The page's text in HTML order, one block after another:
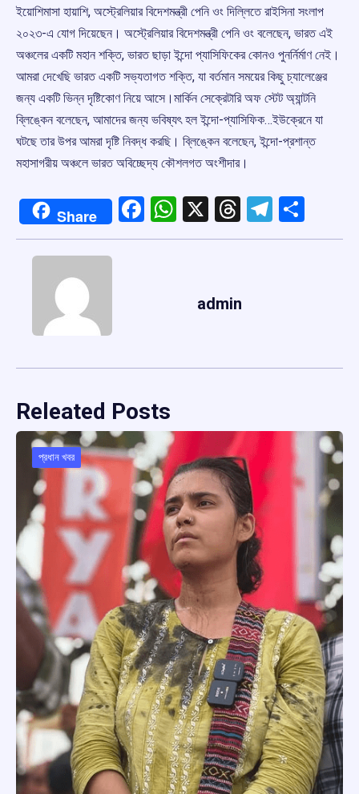
ইয়োশিমাসা হায়াশি, অস্ট্রেলিয়ার বিদেশমন্ত্রী পেনি ওং দিল্লিতে রাইসিনা সংলাপ
২০২৩-এ যোগ দিয়েছেন। অস্ট্রেলিয়ার বিদেশমন্ত্রী পেনি ওং বলেছেন, ভারত এই
অঞ্চলের একটি মহান শক্তি, ভারত ছাড়া ইন্দো প্যাসিফিকের কোনও পুনর্নির্মাণ নেই।
আমরা দেখেছি ভারত একটি সভ্যতাগত শক্তি, যা বর্তমান সময়ের কিছু চ্যালেঞ্জের
জন্য একটি ভিন্ন দৃষ্টিকোণ নিয়ে আসে।মার্কিন সেক্রেটারি অফ স্টেট অ্যান্টনি
ব্লিঙ্কেন বলেছেন, আমাদের জন্য ভবিষ্যৎ হল ইন্দো-প্যাসিফিক…ইউক্রেনে যা
ঘটছে তার উপর আমরা দৃষ্টি নিবদ্ধ করছি। ব্লিঙ্কেন বলেছেন, ইন্দো-প্রশান্ত
মহাসাগরীয় অঞ্চলে ভারত অবিচ্ছেদ্য কৌশলগত অংশীদার।
Share Facebook
WhatsApp
X Threads
admin
Releated Posts
প্রধান খবর